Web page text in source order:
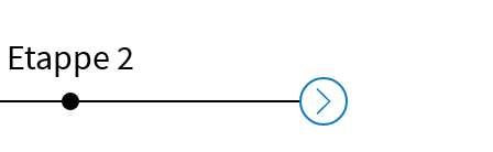
Etappe 2